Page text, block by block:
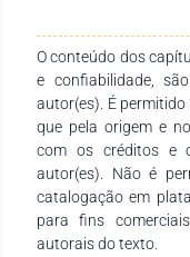
associadas; 3)
Discute as
da mulher durante
uma abordagem
Climatério: Aborda a
da saúde da
diagnósticos
Ginecologia: Detalha
exame físico
condições clínicas
Climatério:
O conteúdo dos
e confiabilidade,
autor(es). É
que pela origem e
com os créditos e
autor(es). Não é
catalogação em
para fins
autorais do texto.